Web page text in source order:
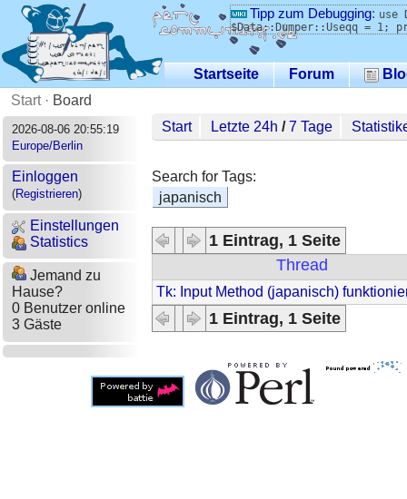
Tipp zum Debugging: use
$Data::Dumper::Useqq = 1;
Startseite Forum
Start· Board
2026-08-06 20:55:19
Europe/Berlin
Einloggen
(Registrieren)
Einstellungen
Statistics
Jemand zu
Hause?
0 Benutzer online
3 Gäste
Start Letzte 24h /7 Tage
Search for Tags:
japanisch
1 Eintrag, 1 Seite
Thread
Tk: Input Method (japanisch)
1 Eintrag, 1 Seite